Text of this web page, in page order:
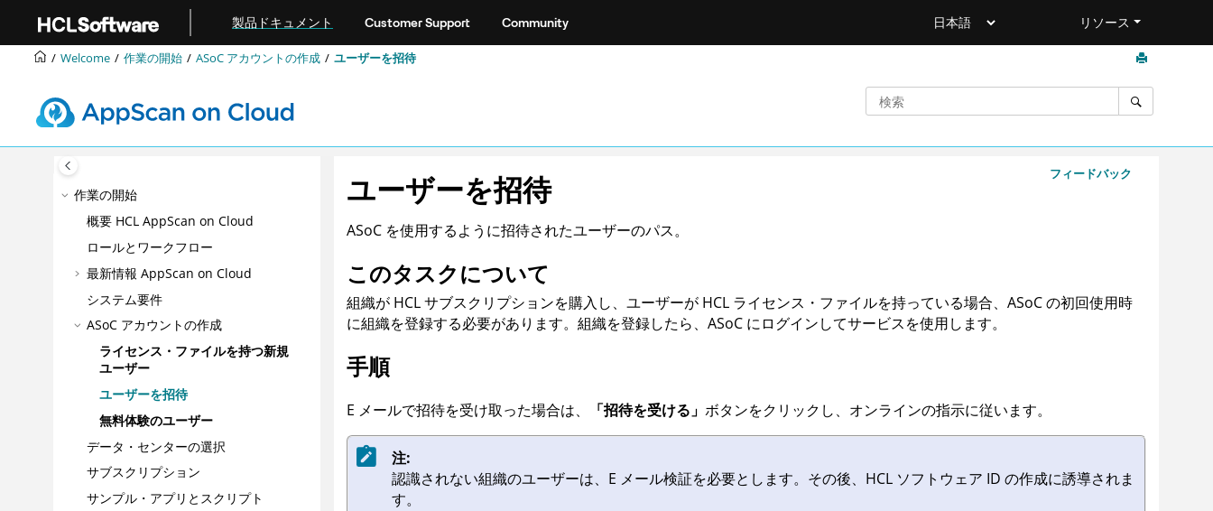
製品ドキュメント Customer Support Community リソース
Welcome 作業の開始 ASoC アカウントの作成 ユーザーを招待
作業の開始
概要 HCL AppScan on Cloud
ロールとワークフロー
最新情報 AppScan on Cloud
システム要件
ASoC アカウントの作成
ライセンス・ファイルを持つ新規
ユーザー
ユーザーを招待
無料体験のユーザー
データ・センターの選択
サブスクリプション
サンプル・アプリとスクリプト
フィードバック
ユーザーを招待
ASoCを使用するように招待されたユーザーのパス。
このタスクについて
組織が HCL サブスクリプションを購入し、ユーザーが HCL ライセンス・ファイルを持っている場合、 ASoCの初回使用時
に組織を登録する必要があります。組織を登録したら、 ASoCにログインしてサービスを使用します。
手順
E メールで招待を受け取った場合は、 「招待を受ける」 ボタンをクリックし、オンラインの指示に従います。
注:
認識されない組織のユーザーは、E メール検証を必要とします。その後、HCL ソフトウェア ID の作成に誘導されま
す。